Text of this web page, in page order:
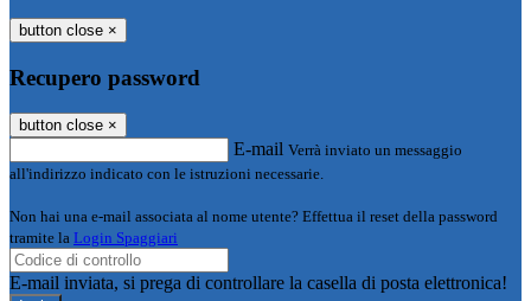
button close ×
Recupero password
button close ×
E-mail Verrà inviato un messaggio
all'indirizzo indicato con le istruzioni necessarie.
Non hai una e-mail associata al nome utente? Effettua il reset della password
tramite la Login Spaggiari
E-mail inviata, si prega di controllare la casella di posta elettronica!